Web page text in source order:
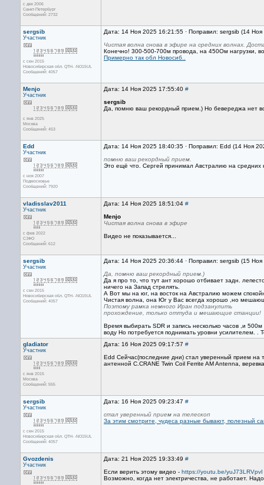
с дек 2006
Санкт-Петербург
Сообщений: 2732
sergsib
Участник
с сен 2015
Новосибирская обл. QTH- -NO15UL
Сообщений: 4057
Дата: 14 Ноя 2025 16:21:55 · Поправил: sergsib (14
Чистая волна снова в эфире на средних волнах.
Конечно! 300-500-700м провода, на 450Ом нагрузки,
Примерно так обл Новосиб..
Menjo
Участник
с янв 2025
Москва
Сообщений: 453
Дата: 14 Ноя 2025 17:55:40 #
sergsib
Да, помню ваш рекордный прием.) Но бевереджа нет
Edd
Участник
с ноя 2007
Подмосковье
Сообщений: 7920
Дата: 14 Ноя 2025 18:40:35 · Поправил: Edd (14 Ноя
помню ваш рекордный прием.
Это ещё что. Сергей принимал Австралию на средних
vladisslav2011
Участник
с фев 2022
СЗФО
Сообщений: 612
Дата: 14 Ноя 2025 18:51:04 #
Menjo
Чистая волна снова в эфире
Видео не показывается...
sergsib
Участник
с сен 2015
Новосибирская обл. QTH- -NO15UL
Сообщений: 4057
Дата: 14 Ноя 2025 20:36:44 · Поправил: sergsib (15
Да, помню ваш рекордный прием.)
Да я про то, что тут ант хорошо отбивает задн.
ничего на Запад стрелять.
А Вот мы на юг, на восток на Австралию можем
Чистая волна, она Юг у Вас всегда хорошо ,но
Поэтому рамка немного Иран подзанулить
прохождение, только оттуда и мешающие станции!
Время выбирать SDR и запись несколько часов ,и
воду Но потребуется поднимать уровни усилителем. .
gladiator
Участник
с янв 2015
Москва
Сообщений: 555
Дата: 16 Ноя 2025 09:17:57 #
Edd Сейчас(последние дни) стал уверенный прием
антенной C.CRANE Twin Coil Ferrite AM Antenna,
sergsib
Участник
с сен 2015
Новосибирская обл. QTH- -NO15UL
Сообщений: 4057
Дата: 16 Ноя 2025 09:23:47 #
стал уверенный прием на телескоп
За этим смотрите, чудеса разные бывают, полезный
Gvozdenis
Участник
Дата: 21 Ноя 2025 19:33:49 #
Если верить этому видео - https://youtu.be/yuJ73LRVpvI
Возможно, когда нет электричества, не работает.